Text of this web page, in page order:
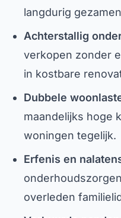
langdurig
Achterstallig
verkopen zonder
in kostbare
Dubbele
maandelijks hoge
woningen tegelijk.
Erfenis en
overleden